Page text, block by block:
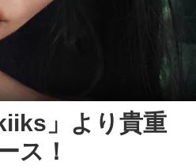
」より貴重
ス！